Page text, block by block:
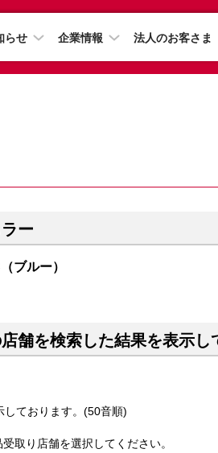
らせ 企業情報 法人のお客さま
ー
ブルー）
舗を検索した結果を表示し
ております。(50音順)
取り店舗を選択してください。